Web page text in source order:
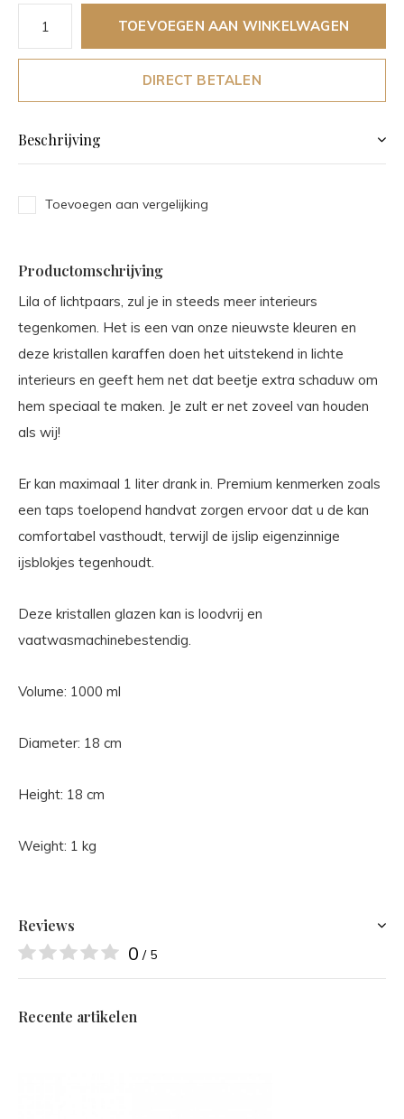
TOEVOEGEN AAN WINKELWAGEN
DIRECT BETALEN
Beschrijving
Toevoegen aan vergelijking
Productomschrijving
Lila of lichtpaars, zul je in steeds meer interieurs
tegenkomen. Het is een van onze nieuwste kleuren en
deze kristallen karaffen doen het uitstekend in lichte
interieurs en geeft hem net dat beetje extra schaduw om
hem speciaal te maken. Je zult er net zoveel van houden
als wij!
Er kan maximaal 1 liter drank in. Premium kenmerken zoals
een taps toelopend handvat zorgen ervoor dat u de kan
comfortabel vasthoudt, terwijl de ijslip eigenzinnige
ijsblokjes tegenhoudt.
Deze kristallen glazen kan is loodvrij en
vaatwasmachinebestendig.
Volume: 1000 ml
Diameter: 18 cm
Height: 18 cm
Weight: 1 kg
Reviews
0 / 5
Recente artikelen